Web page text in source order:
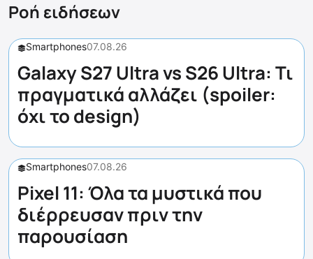
Ροή ειδήσεων
Smartphones07.08.26
Galaxy S27 Ultra vs S26 Ultra: Τι
πραγματικά αλλάζει (spoiler:
όχι το design)
Smartphones07.08.26
Pixel 11: Όλα τα μυστικά που
διέρρευσαν πριν την
παρουσίαση